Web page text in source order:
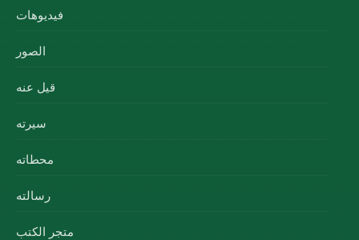
فيديوهات
الصور
قيل عنه
سيرته
محطاته
رسالته
متجر الكتب